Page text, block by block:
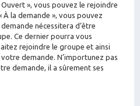
», vous pouvez le rejoindre
la demande », vous pouvez
nécessitera d’être
Ce dernier pourra vous
rejoindre le groupe et ainsi
demande. N’importunez pas
demande, il a sûrement ses